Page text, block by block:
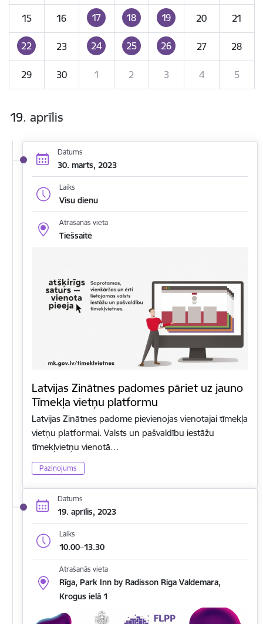
15 16 17 18 19 20 21
22 23 24 25 26 27 28
29 30 1 2 3 4 5
19. aprīlis
Datums
30. marts, 2023
Laiks
Visu dienu
Atrašanās vieta
Tiešsaitē
Latvijas Zinātnes padomes pāriet uz jauno
Tīmekļa vietņu platformu
Latvijas Zinātnes padome pievienojas vienotajai tīmekļa
vietņu platformai. Valsts un pašvaldību iestāžu
tīmekļvietņu vienotā…
Paziņojums
Datums
19. aprīlis, 2023
Laiks
10.00–13.30
Atrašanās vieta
Rīga, Park Inn by Radisson Riga Valdemara,
Krogus ielā 1